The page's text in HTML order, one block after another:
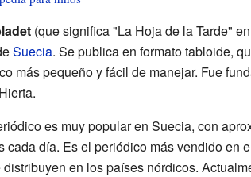
(que significa "La Hoja de la Tarde"
Suecia. Se publica en formato tabloide,
más pequeño y fácil de manejar. Fue
es muy popular en Suecia, con
cada día. Es el periódico más vendido en
distribuyen en los países nórdicos.